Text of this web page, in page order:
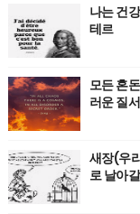
나는 건
테르
모든 혼
러운 질
새장(우
로 날아